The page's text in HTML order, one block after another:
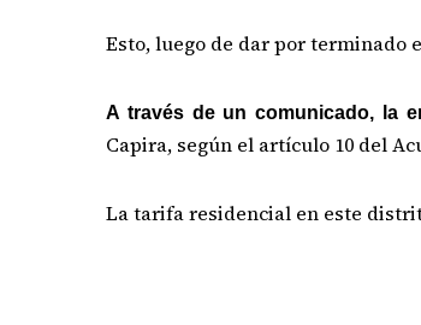
Esto, luego de dar por terminado
A través de un comunicado, la
Capira, según el artículo 10 del
La tarifa residencial en este